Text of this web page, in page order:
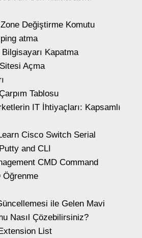
Değiştirme Komutu
atma
Kapatma
Açma
Tablosu
IT İhtiyaçları: Kapsamlı
Cisco Switch Serial
and CLI
CMD Command
Öğrenme
ile Gelen Mavi
Nasıl Çözebilirsiniz?
List